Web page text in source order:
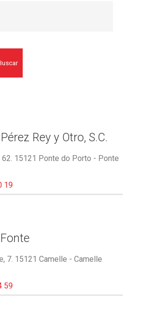
Rey y Otro, S.C.
62. 15121 Ponte do Porto - Ponte
19
7. 15121 Camelle - Camelle
59